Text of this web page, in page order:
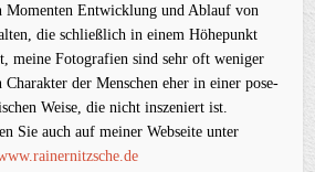
Momenten Entwicklung und Ablauf von
die schließlich in einem Höhepunkt
meine Fotografien sind sehr oft weniger
der Menschen eher in einer pose-
Weise, die nicht inszeniert ist.
Sie auch auf meiner Webseite unter